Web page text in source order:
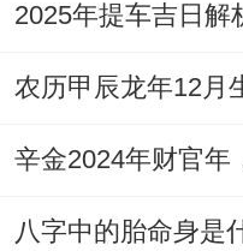
娶，纳采、订盟，
发，出火、拆卸，
情。